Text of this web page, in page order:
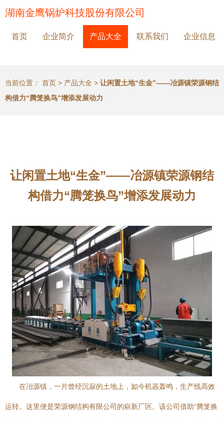
湖南金鹰锅炉科技股份有限公司
首页 企业简介 产品大全 联系我们 企业信息
当前位置： 首页 > 产品大全 > 让闲置土地“生金”——冶源镇荣源钢结
构借力“腾笼换鸟”增添发展动力
让闲置土地“生金”——冶源镇荣源钢结
构借力“腾笼换鸟”增添发展动力
在冶源镇，一片曾经沉寂的土地上，如今机器轰鸣，生产线高效
运转。这里便是荣源钢结构有限公司的崭新厂区。该公司借助“腾笼换